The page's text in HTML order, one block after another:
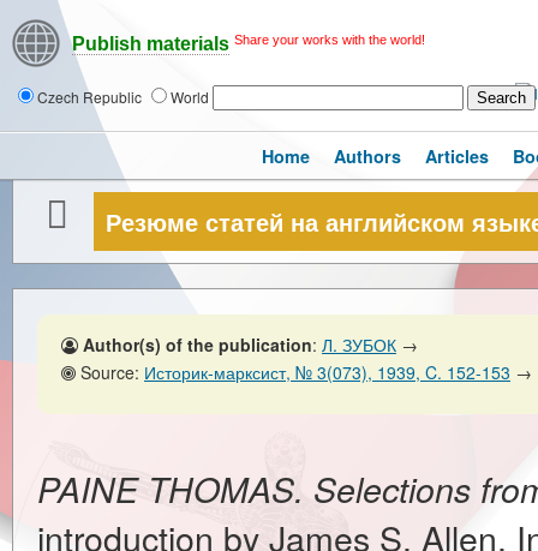
Publish materials Share your works with the world!
Czech Republic World
Home Authors Articles
Резюме статей на английском
Author(s) of the publication: Л. ЗУБОК →
Source: Историк-марксист, № 3(073), 1939, C. 152-153 →
PAINE THOMAS. Selections
introduction by James S. Allen.